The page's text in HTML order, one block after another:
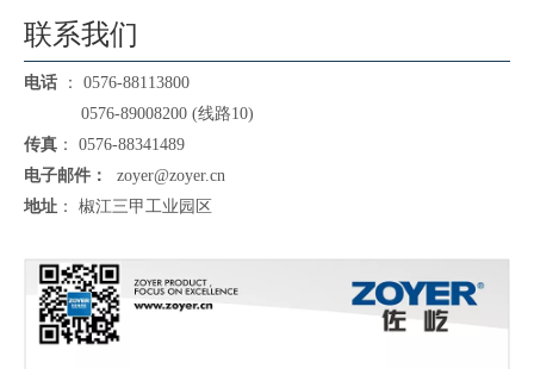
联系我们
电话 ： 0576-88113800
0576-89008200 (线路10)
传真 ： 0576-88341489
电子邮件：
zoyer@zoyer.cn
地址 ： 椒江三甲工业园区